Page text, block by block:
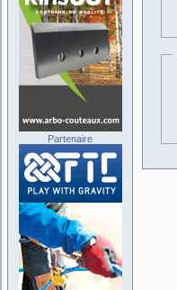
Partenaire